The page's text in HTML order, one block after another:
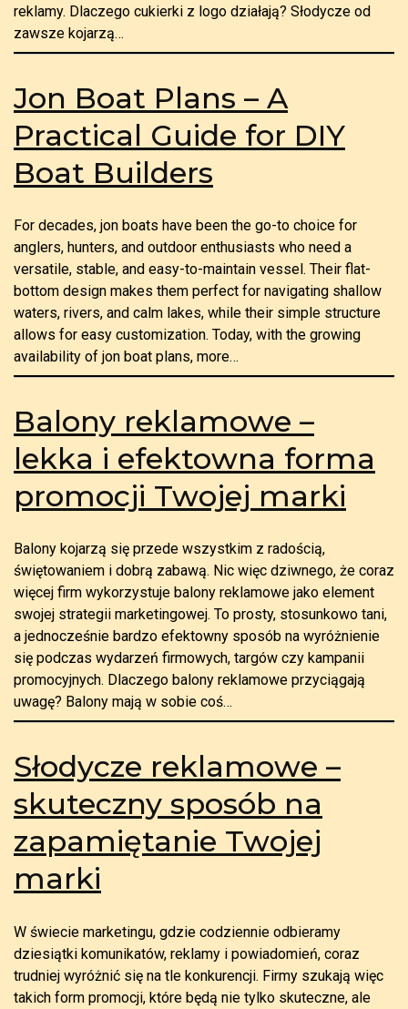
reklamy. Dlaczego cukierki z logo działają? Słodycze od
zawsze kojarzą…
Jon Boat Plans – A
Practical Guide for DIY
Boat Builders
For decades, jon boats have been the go-to choice for
anglers, hunters, and outdoor enthusiasts who need a
versatile, stable, and easy-to-maintain vessel. Their flat-
bottom design makes them perfect for navigating shallow
waters, rivers, and calm lakes, while their simple structure
allows for easy customization. Today, with the growing
availability of jon boat plans, more…
Balony reklamowe –
lekka i efektowna forma
promocji Twojej marki
Balony kojarzą się przede wszystkim z radością,
świętowaniem i dobrą zabawą. Nic więc dziwnego, że coraz
więcej firm wykorzystuje balony reklamowe jako element
swojej strategii marketingowej. To prosty, stosunkowo tani,
a jednocześnie bardzo efektowny sposób na wyróżnienie
się podczas wydarzeń firmowych, targów czy kampanii
promocyjnych. Dlaczego balony reklamowe przyciągają
uwagę? Balony mają w sobie coś…
Słodycze reklamowe –
skuteczny sposób na
zapamiętanie Twojej
marki
W świecie marketingu, gdzie codziennie odbieramy
dziesiątki komunikatów, reklamy i powiadomień, coraz
trudniej wyróżnić się na tle konkurencji. Firmy szukają więc
takich form promocji, które będą nie tylko skuteczne, ale